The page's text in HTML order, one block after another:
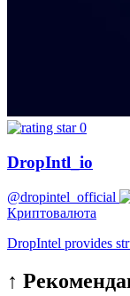
0
DropIntl_io
@dropintel_official
Криптовалюта
DropIntel provides
↑